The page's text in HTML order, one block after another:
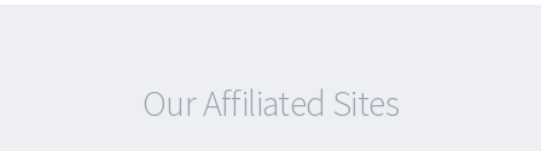
Our Affiliated Sites